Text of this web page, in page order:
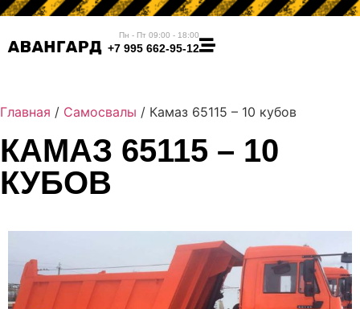
Пн - Пт 09:00 - 18:00
+7 995 662-95-12
Главная / Самосвалы / Камаз 65115 – 10 кубов
КАМАЗ 65115 – 10
КУБОВ